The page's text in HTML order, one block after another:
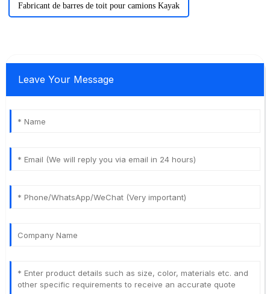
Fabricant de barres de toit pour camions Kayak
Leave Your Message